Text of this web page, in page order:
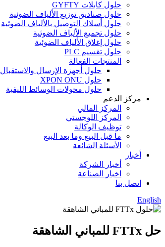
حلول كابلات GYFTY
حلول صناديق توزيع الألياف الضوئية
حلول أسلاك التوصيل بالألياف الضوئية
حلول تجميع الألياف الضوئية
حلول إغلاق الألياف الضوئية
حلول تقسيم PLC
المنتجات الفعالة
حلول أجهزة الإرسال والاستقبال SFP
حلول XPON ONU
حلول محولات الوسائط الليفية
مركز الدعم
المركز المالي
المركز اللوجستي
توظيف الوكالة
ما قبل البيع وما بعد البيع
الأسئلة الشائعة
أخبار
أخبار الشركة
اخبار الصناعة
اتصل بنا
English
حل FTTx للمباني الشاهقة